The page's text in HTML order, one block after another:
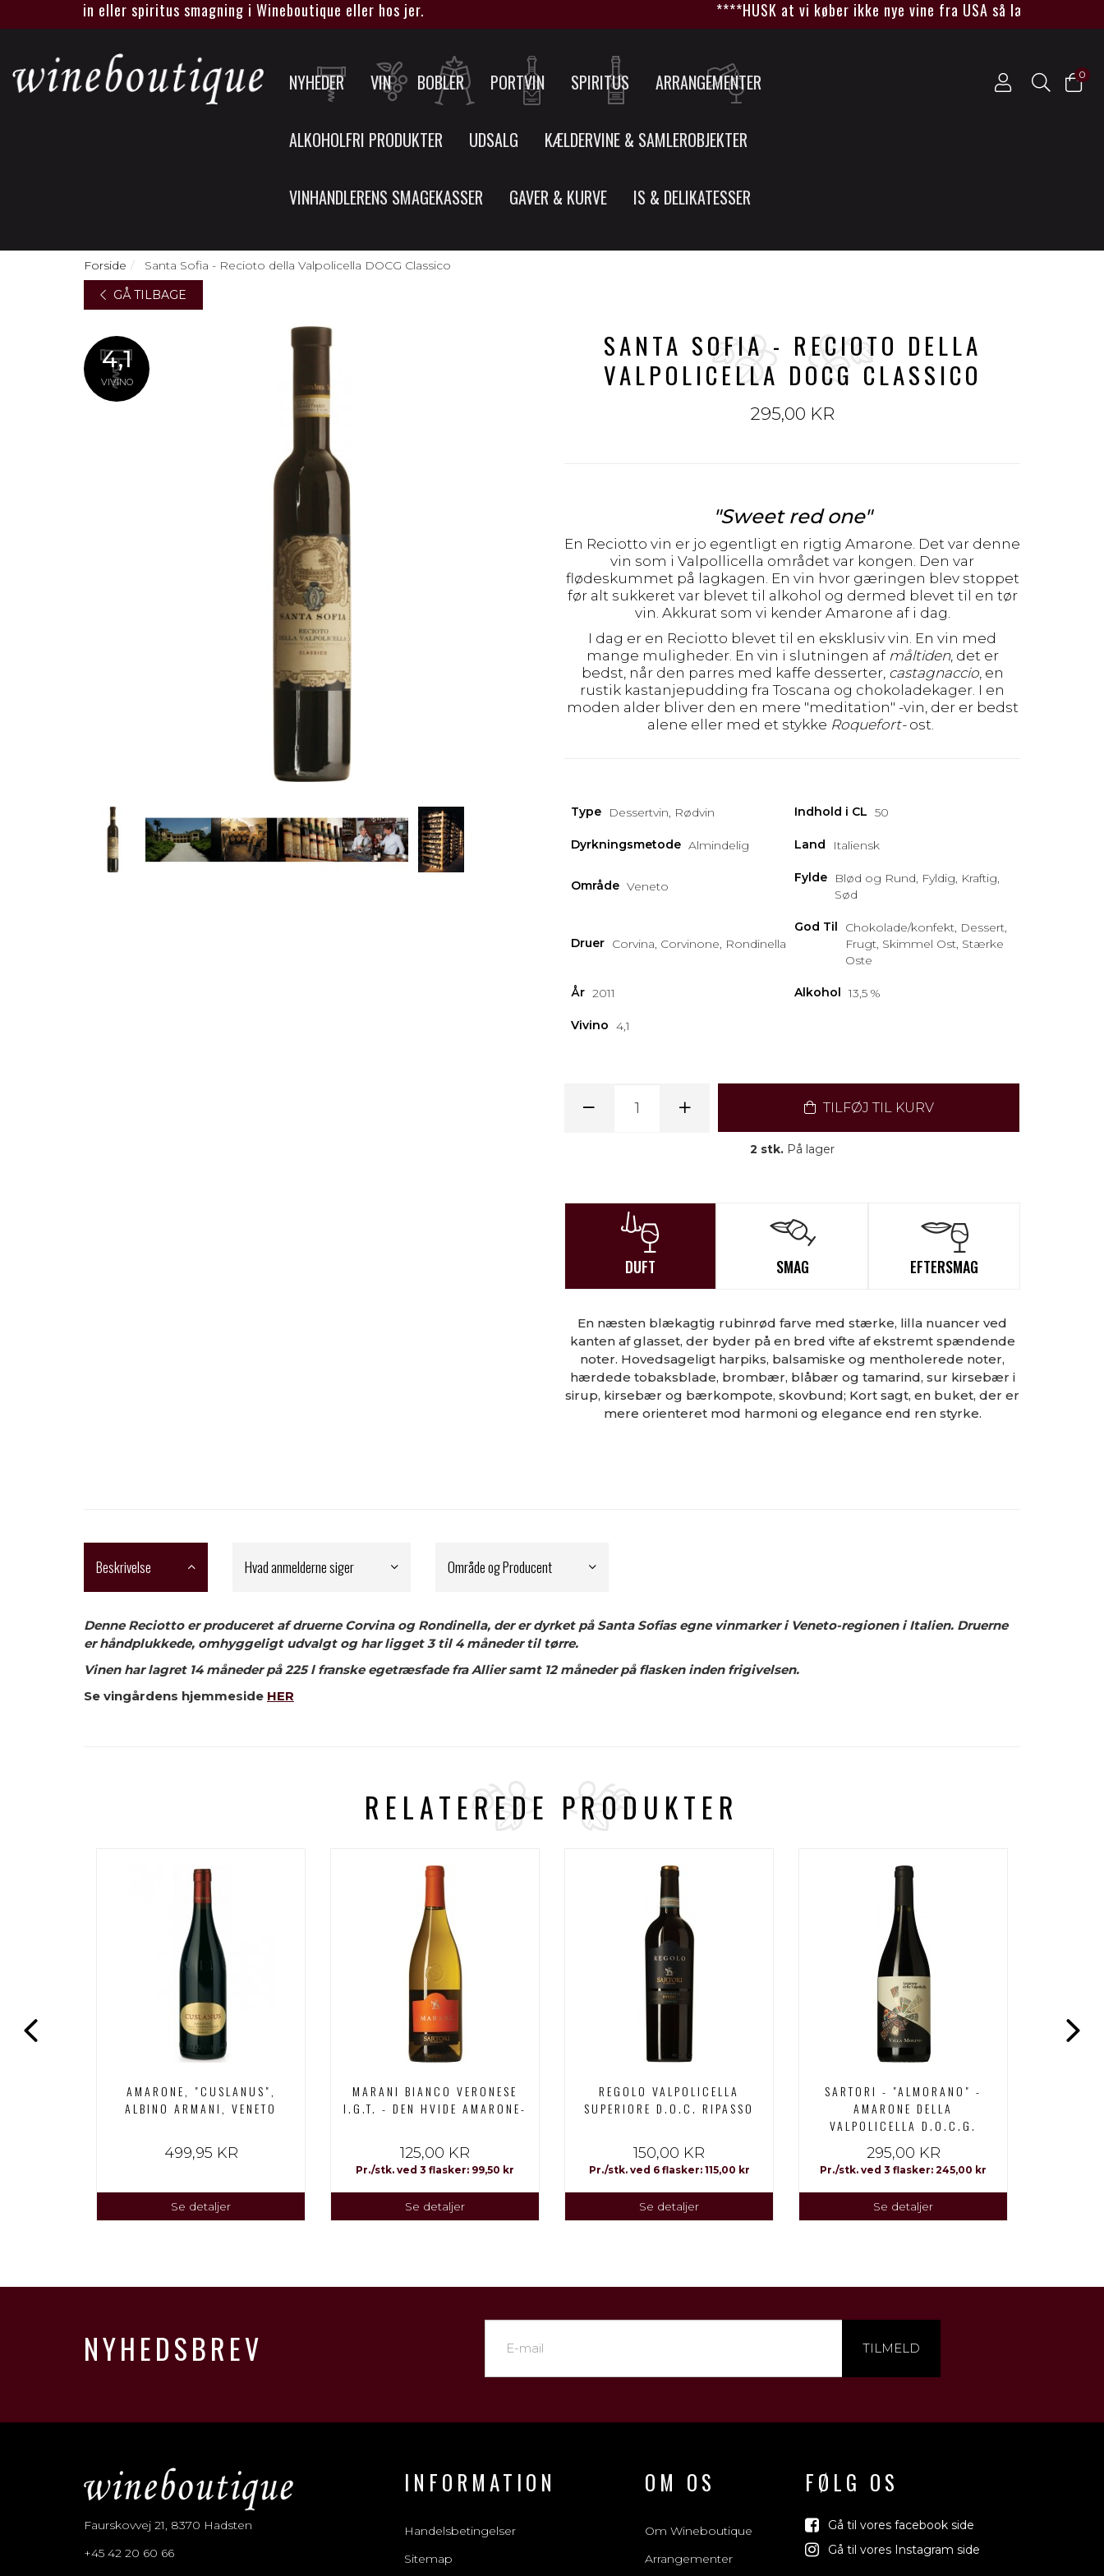
egen vin eller spiritus smagning i Wineboutique eller hos jer. ****HUSK at vi køber ikke nye vine fra USA så længe Trump
NYHEDER VIN BOBLER PORTVIN SPIRITUS ARRANGEMENTER
ALKOHOLFRI PRODUKTER UDSALG KÆLDERVINE & SAMLEROBJEKTER
VINHANDLERENS SMAGEKASSER GAVER & KURVE IS & DELIKATESSER
0
Forside
Santa Sofia - Recioto della Valpolicella DOCG Classico
GÅ TILBAGE
4,1
VIVINO
SANTA SOFIA - RECIOTO DELLA
VALPOLICELLA DOCG CLASSICO
295,00 KR
"Sweet red one"
En Reciotto vin er jo egentligt en rigtig Amarone. Det var denne
vin som i Valpollicella området var kongen. Den var
flødeskummet på lagkagen. En vin hvor gæringen blev stoppet
før alt sukkeret var blevet til alkohol og dermed blevet til en tør
vin. Akkurat som vi kender Amarone af i dag.
I dag er en Reciotto blevet til en eksklusiv vin. En vin med
mange muligheder. En vin i slutningen af måltiden, det er
bedst, når den parres med kaffe desserter, castagnaccio, en
rustik kastanjepudding fra Toscana og chokoladekager. I en
moden alder bliver den en mere "meditation" -vin, der er bedst
alene eller med et stykke Roquefort-ost.
Type Dessertvin, Rødvin Indhold i CL 50
Dyrkningsmetode Almindelig Land Italiensk
Område Veneto
Fylde
Blød og Rund, Fyldig, Kraftig,
Sød
Druer Corvina, Corvinone, Rondinella
God Til
Chokolade/konfekt, Dessert,
Frugt, Skimmel Ost, Stærke
Oste
År 2011 Alkohol 13,5 %
Vivino 4,1
TILFØJ TIL KURV
2 stk. På lager
DUFT SMAG EFTERSMAG
En næsten blækagtig rubinrød farve med stærke, lilla nuancer ved
kanten af ​​glasset, der byder på en bred vifte af ekstremt spændende
noter. Hovedsageligt harpiks, balsamiske og mentholerede noter,
hærdede tobaksblade, brombær, blåbær og tamarind, sur kirsebær i
sirup, kirsebær og bærkompote, skovbund; Kort sagt, en buket, der er
mere orienteret mod harmoni og elegance end ren styrke.
Beskrivelse Hvad anmelderne siger Område og Producent
Denne Reciotto er produceret af druerne Corvina og Rondinella, der er dyrket på Santa Sofias egne vinmarker i Veneto-regionen i Italien. Druerne
er håndplukkede, omhyggeligt udvalgt og har ligget 3 til 4 måneder til tørre.
Vinen har lagret 14 måneder på 225 l franske egetræsfade fra Allier samt 12 måneder på flasken inden frigivelsen.
Se vingårdens hjemmeside HER
RELATEREDE PRODUKTER
AMARONE, "CUSLANUS",
ALBINO ARMANI, VENETO
499,95 KR
Se detaljer
MARANI BIANCO VERONESE
I.G.T. - DEN HVIDE AMARONE-
125,00 KR
Pr./stk. ved 3 flasker: 99,50 kr
Se detaljer
REGOLO VALPOLICELLA
SUPERIORE D.O.C. RIPASSO
150,00 KR
Pr./stk. ved 6 flasker: 115,00 kr
Se detaljer
SARTORI - "ALMORANO" -
AMARONE DELLA
VALPOLICELLA D.O.C.G.
295,00 KR
Pr./stk. ved 3 flasker: 245,00 kr
Se detaljer
NYHEDSBREV TILMELD
Faurskovvej 21, 8370 Hadsten
+45 42 20 60 66
INFORMATION
Handelsbetingelser
Sitemap
OM OS
Om Wineboutique
Arrangementer
FØLG OS
Gå til vores facebook side
Gå til vores Instagram side